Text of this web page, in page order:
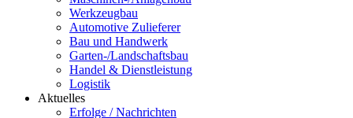
Werkzeugbau
Automotive Zulieferer
Bau und Handwerk
Garten-/Landschaftsbau
Handel & Dienstleistung
Logistik
Aktuelles
Erfolge / Nachrichten